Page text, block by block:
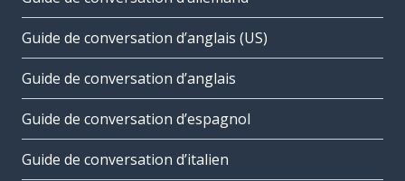
Guide de conversation d’anglais (US)
Guide de conversation d’anglais
Guide de conversation d’espagnol
Guide de conversation d’italien